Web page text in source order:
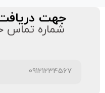
جهت
شماره تماس